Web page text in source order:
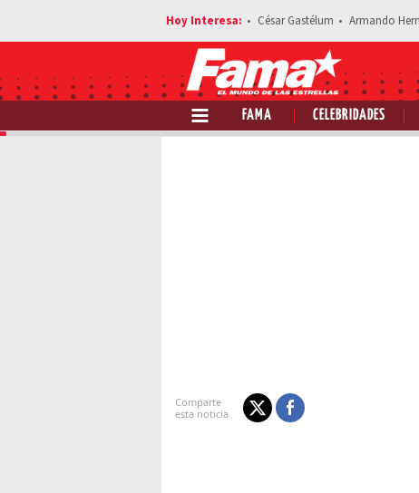
César Gastélum Armando
FAMA CELEBRIDADES